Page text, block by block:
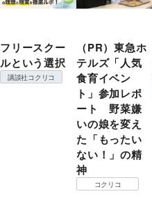
フリースクー
ルという選択
講談社コクリコ
（PR）東急ホ
テルズ「人気
食育イベン
ト」参加レポ
ート 野菜嫌
いの娘を変え
た「もったい
ない！」の精
神
コクリコ